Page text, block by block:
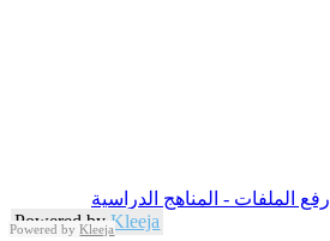
Powered byKleeja
رفع الملفات - المناهج الدراسية
Powered byKleeja